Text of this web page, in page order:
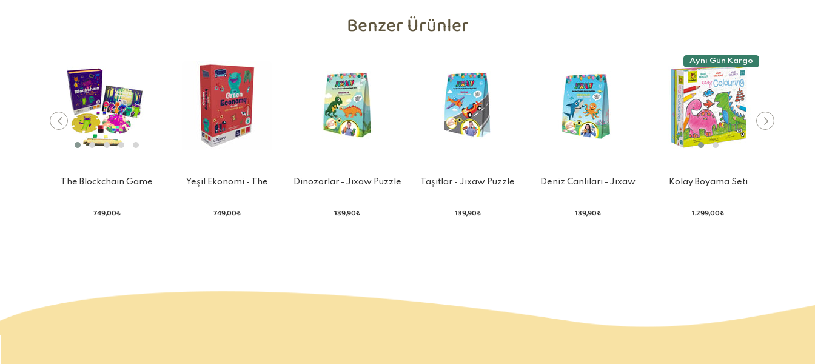
Benzer Ürünler
The Blockchaın Game
749,00₺
Yeşil Ekonomi - The
For Creatı
749,00₺
Dinozorlar - Jıxaw Puzzle
139,90₺
Taşıtlar - Jıxaw Puzzle
139,90₺
Deniz Canlıları - Jıxaw
139,90₺
Aynı Gün Kargo
Kolay Boyama Seti
1.299,00₺